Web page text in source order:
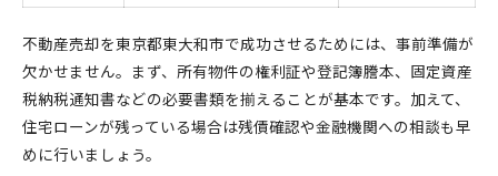
不動産売却を東京都東大和市で成功させるためには、事前準備が
欠かせません。まず、所有物件の権利証や登記簿謄本、固定資産
税納税通知書などの必要書類を揃えることが基本です。加えて、
住宅ローンが残っている場合は残債確認や金融機関への相談も早
めに行いましょう。